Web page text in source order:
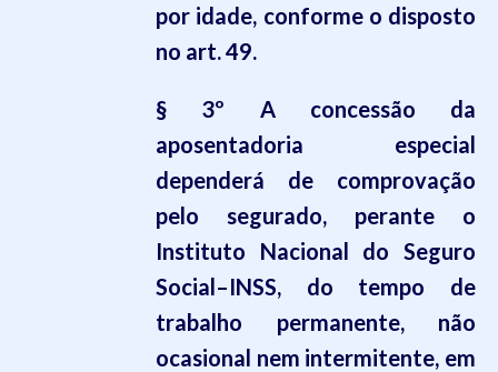
por idade, conforme o disposto
no art. 49.
§ 3º A concessão da
aposentadoria especial
dependerá de comprovação
pelo segurado, perante o
Instituto Nacional do Seguro
Social–INSS, do tempo de
trabalho permanente, não
ocasional nem intermitente, em